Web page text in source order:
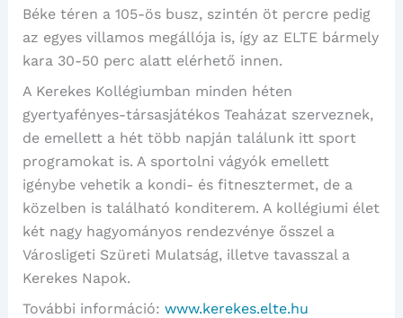
Béke téren a 105-ös busz, szintén öt percre pedig
az egyes villamos megállója is, így az ELTE bármely
kara 30-50 perc alatt elérhető innen.
A Kerekes Kollégiumban minden héten
gyertyafényes-társasjátékos Teaházat szerveznek,
de emellett a hét több napján találunk itt sport
programokat is. A sportolni vágyók emellett
igénybe vehetik a kondi- és fitnesztermet, de a
közelben is található konditerem. A kollégiumi élet
két nagy hagyományos rendezvénye ősszel a
Városligeti Szüreti Mulatság, illetve tavasszal a
Kerekes Napok.
További információ: www.kerekes.elte.hu